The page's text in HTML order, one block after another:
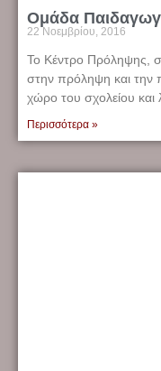
Ομάδα
22 Νοεμβρίου, 2016
Το Κέντρο Πρόληψης,
στην πρόληψη και την
χώρο του σχολείου
Περισσότερα »